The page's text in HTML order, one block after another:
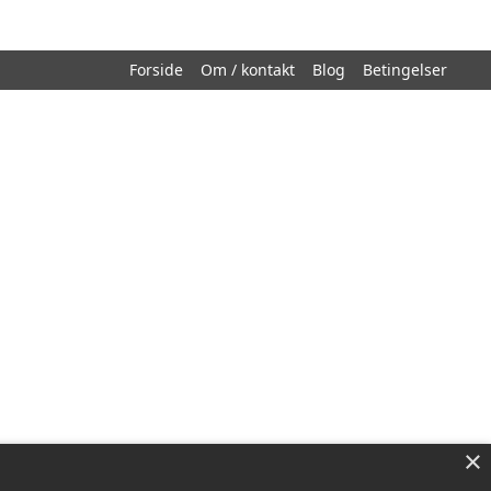
Forside Om / kontakt Blog Betingelser
×